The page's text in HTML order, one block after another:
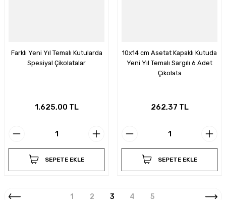
Farklı Yeni Yıl Temalı Kutularda
Spesiyal Çikolatalar
1.625,00 TL
SEPETE EKLE
10x14 cm Asetat Kapaklı Kutuda
Yeni Yıl Temalı Sargılı 6 Adet
Çikolata
262,37 TL
SEPETE EKLE
1 2 3 4 5